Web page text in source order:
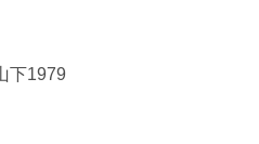
下1979